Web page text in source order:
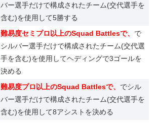
バー選手だけで構成されたチーム(交代選手を
含む)を使用して5勝する
難易度セミプロ以上のSquad Battlesで、 で
シルバー選手だけで構成されたチーム(交代選
手を含む)を使用してヘディングで3ゴールを
決める
難易度プロ以上のSquad Battlesで、 でシル
バー選手だけで構成されたチーム(交代選手を
含む)を使用して8アシストを決める